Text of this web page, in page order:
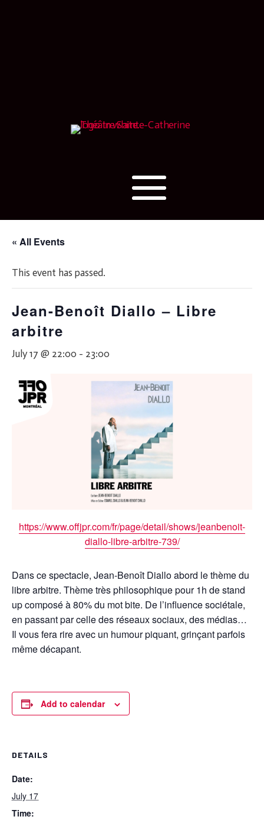
« All Events
This event has passed.
Jean-Benoît Diallo – Libre
arbitre
July 17 @ 22:00 - 23:00
https://www.offjpr.com/fr/page/detail/shows/jeanbenoit-
diallo-libre-arbitre-739/
Dans ce spectacle, Jean-Benoît Diallo abord le thème du
libre arbitre. Thème très philosophique pour 1h de stand
up composé à 80% du mot bite. De l’influence sociétale,
en passant par celle des réseaux sociaux, des médias…
Il vous fera rire avec un humour piquant, grinçant parfois
même décapant.
Add to calendar
DETAILS
Date:
July 17
Time: